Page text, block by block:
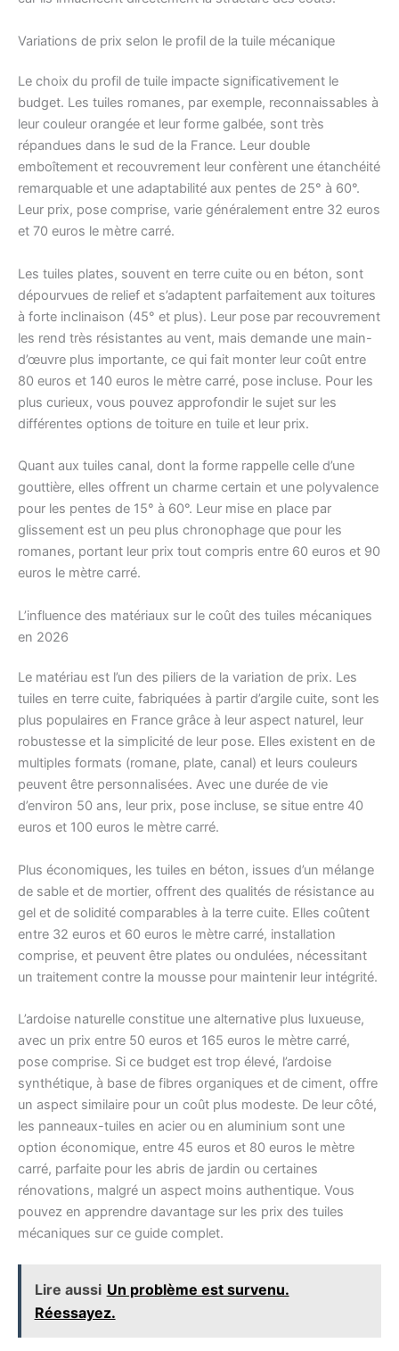
Variations de prix selon le profil de la tuile mécanique
Le choix du profil de tuile impacte significativement le
budget. Les tuiles romanes, par exemple, reconnaissables à
leur couleur orangée et leur forme galbée, sont très
répandues dans le sud de la France. Leur double
emboîtement et recouvrement leur confèrent une étanchéité
remarquable et une adaptabilité aux pentes de 25° à 60°.
Leur prix, pose comprise, varie généralement entre 32 euros
et 70 euros le mètre carré.
Les tuiles plates, souvent en terre cuite ou en béton, sont
dépourvues de relief et s’adaptent parfaitement aux toitures
à forte inclinaison (45° et plus). Leur pose par recouvrement
les rend très résistantes au vent, mais demande une main-
d’œuvre plus importante, ce qui fait monter leur coût entre
80 euros et 140 euros le mètre carré, pose incluse. Pour les
plus curieux, vous pouvez approfondir le sujet sur les
différentes options de toiture en tuile et leur prix.
Quant aux tuiles canal, dont la forme rappelle celle d’une
gouttière, elles offrent un charme certain et une polyvalence
pour les pentes de 15° à 60°. Leur mise en place par
glissement est un peu plus chronophage que pour les
romanes, portant leur prix tout compris entre 60 euros et 90
euros le mètre carré.
L’influence des matériaux sur le coût des tuiles mécaniques
en 2026
Le matériau est l’un des piliers de la variation de prix. Les
tuiles en terre cuite, fabriquées à partir d’argile cuite, sont les
plus populaires en France grâce à leur aspect naturel, leur
robustesse et la simplicité de leur pose. Elles existent en de
multiples formats (romane, plate, canal) et leurs couleurs
peuvent être personnalisées. Avec une durée de vie
d’environ 50 ans, leur prix, pose incluse, se situe entre 40
euros et 100 euros le mètre carré.
Plus économiques, les tuiles en béton, issues d’un mélange
de sable et de mortier, offrent des qualités de résistance au
gel et de solidité comparables à la terre cuite. Elles coûtent
entre 32 euros et 60 euros le mètre carré, installation
comprise, et peuvent être plates ou ondulées, nécessitant
un traitement contre la mousse pour maintenir leur intégrité.
L’ardoise naturelle constitue une alternative plus luxueuse,
avec un prix entre 50 euros et 165 euros le mètre carré,
pose comprise. Si ce budget est trop élevé, l’ardoise
synthétique, à base de fibres organiques et de ciment, offre
un aspect similaire pour un coût plus modeste. De leur côté,
les panneaux-tuiles en acier ou en aluminium sont une
option économique, entre 45 euros et 80 euros le mètre
carré, parfaite pour les abris de jardin ou certaines
rénovations, malgré un aspect moins authentique. Vous
pouvez en apprendre davantage sur les prix des tuiles
mécaniques sur ce guide complet.
Lire aussi Un problème est survenu.
Réessayez.